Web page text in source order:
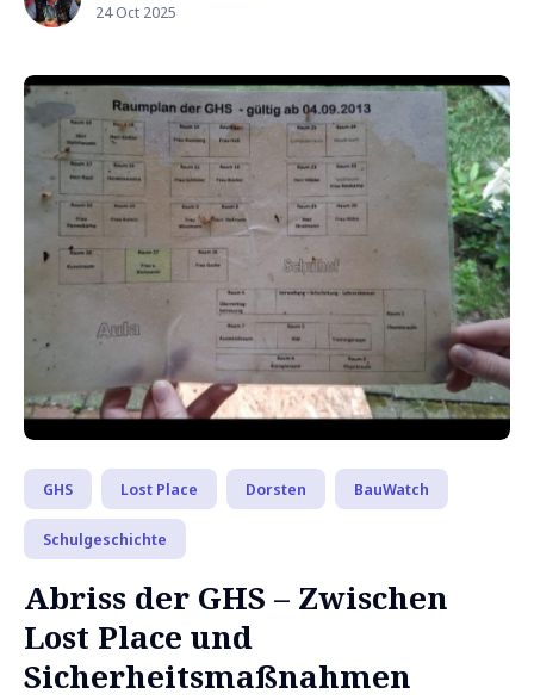
24 Oct 2025
GHS Lost Place Dorsten BauWatch
Schulgeschichte
Abriss der GHS – Zwischen
Lost Place und
Sicherheitsmaßnahmen